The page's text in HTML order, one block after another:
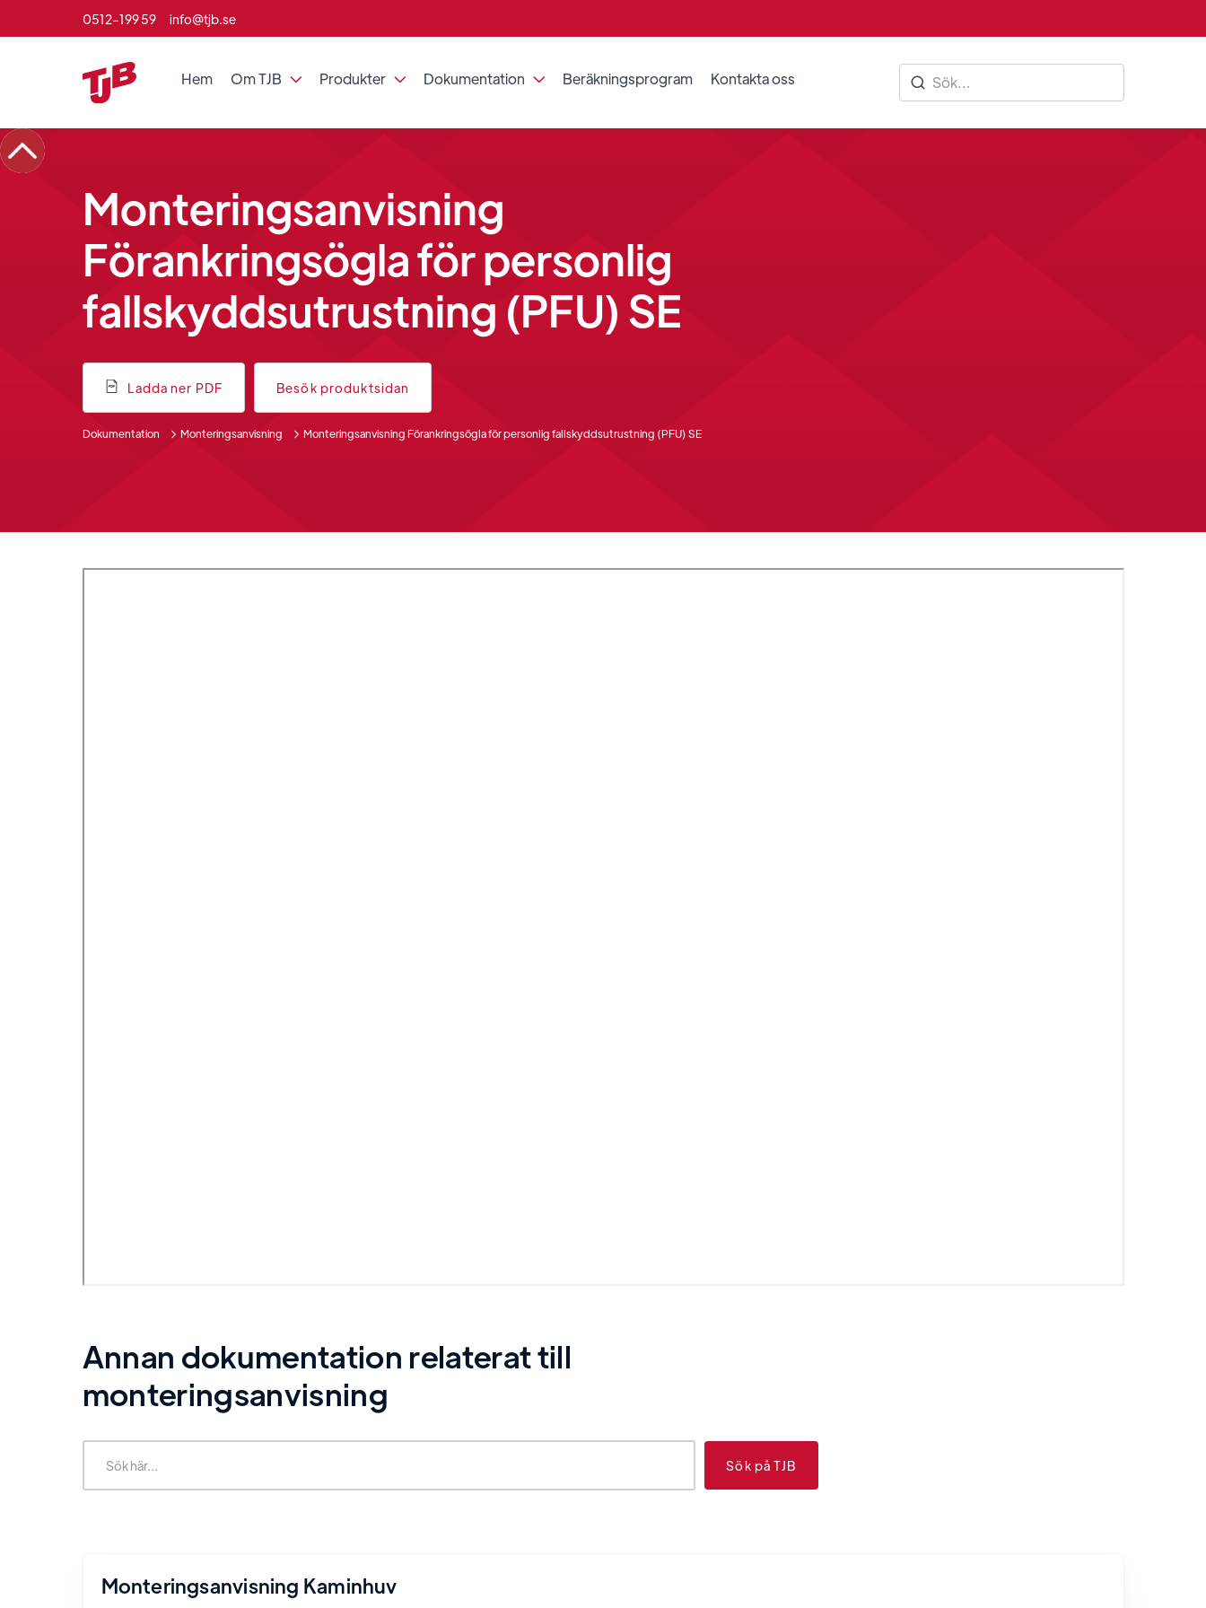
0512-199 59 info@tjb.se
Hem Om TJB  Produkter  Dokumentation  Beräkningsprogram Kontakta oss
Monteringsanvisning
Förankringsögla för personlig
fallskyddsutrustning (PFU) SE
Ladda ner PDF Besök produktsidan
Dokumentation Monteringsanvisning Monteringsanvisning Förankringsögla för personlig fallskyddsutrustning (PFU) SE
Annan dokumentation relaterat till
monteringsanvisning
Monteringsanvisning Kaminhuv